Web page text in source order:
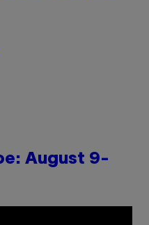
August 9-